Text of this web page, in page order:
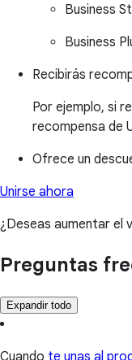
Business
Business
Recibirás
Por ejemplo, si
recompensa de
Ofrece un
Unirse ahora
¿Deseas aumentar el
Preguntas
Expandir todo